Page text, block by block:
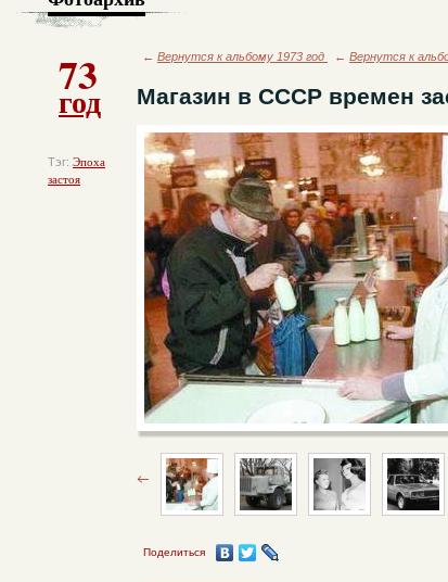
73
год
Тэг: Эпоха
застоя
← Вернутся к альбому 1973 год ← Вернутся к
Магазин в СССР времен
Поделиться